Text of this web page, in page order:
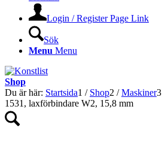
Login / Register Page Link
Sök
Menu Menu
Shop
Du är här: Startsida1 / Shop2 / Maskiner3
1531, laxförbindare W2, 15,8 mm